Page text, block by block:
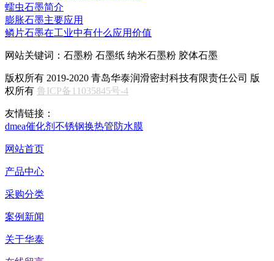
蠕虫石墨简介
膨胀石墨主要应用
鳞片石墨在工业中有什么应用价值
网站关键词：石墨粉 石墨纸 纳米石墨粉 胶体石墨
版权所有 2019-2020 青岛华泰润滑密封科技有限责任公司 版
权所有 鲁ICP备11035845号-4
友情链接：
dmea催化剂 不锈钢换热管防水膜
网站首页
产品中心
采购分类
案例新闻
关于华泰